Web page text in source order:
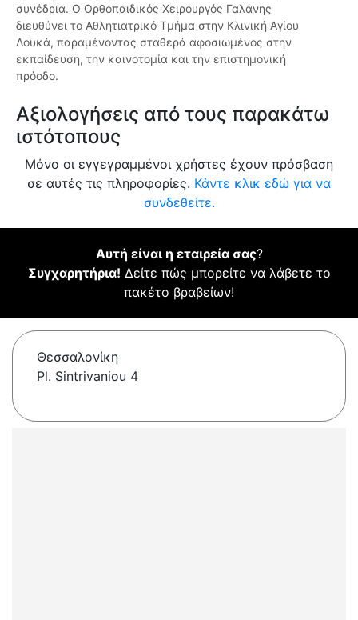
συνέδρια. Ο Ορθοπαιδικός Χειρουργός Γαλάνης
διευθύνει το Αθλητιατρικό Τμήμα στην Κλινική Αγίου
Λουκά, παραμένοντας σταθερά αφοσιωμένος στην
εκπαίδευση, την καινοτομία και την επιστημονική
πρόοδο.
Αξιολογήσεις από τους παρακάτω
ιστότοπους
Μόνο οι εγγεγραμμένοι χρήστες έχουν πρόσβαση
σε αυτές τις πληροφορίες. Κάντε κλικ εδώ για να
συνδεθείτε.
Αυτή είναι η εταιρεία σας?
Συγχαρητήρια! Δείτε πώς μπορείτε να λάβετε το
πακέτο βραβείων!
Θεσσαλονίκη
Pl. Sintrivaniou 4